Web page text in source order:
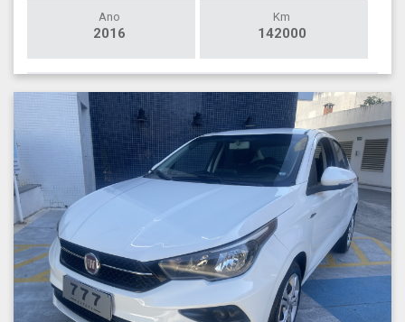
Ano
2016
Km
142000